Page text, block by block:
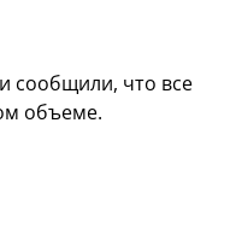
сообщили, что все
объеме.